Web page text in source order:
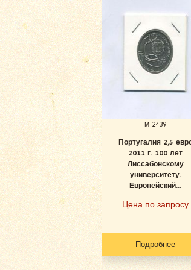
м 2439
Португалия 2,5
2011 г. 100 лет
Лиссабонскому
университету.
Европейский...
Цена по запросу
Подробнее